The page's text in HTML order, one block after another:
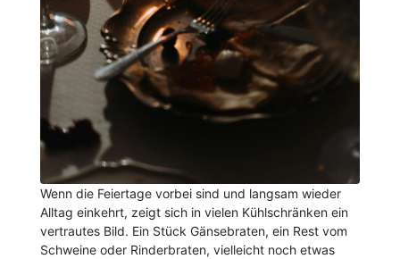
Wenn die Feiertage vorbei sind und langsam wieder
Alltag einkehrt, zeigt sich in vielen Kühlschränken ein
vertrautes Bild. Ein Stück Gänsebraten, ein Rest vom
Schweine oder Rinderbraten, vielleicht noch etwas